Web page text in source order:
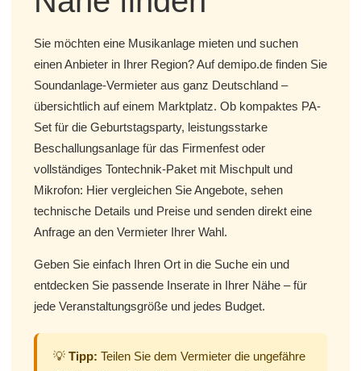
Sie möchten eine Musikanlage mieten und suchen
einen Anbieter in Ihrer Region? Auf demipo.de finden Sie
Soundanlage-Vermieter aus ganz Deutschland –
übersichtlich auf einem Marktplatz. Ob kompaktes PA-
Set für die Geburtstagsparty, leistungsstarke
Beschallungsanlage für das Firmenfest oder
vollständiges Tontechnik-Paket mit Mischpult und
Mikrofon: Hier vergleichen Sie Angebote, sehen
technische Details und Preise und senden direkt eine
Anfrage an den Vermieter Ihrer Wahl.
Geben Sie einfach Ihren Ort in die Suche ein und
entdecken Sie passende Inserate in Ihrer Nähe – für
jede Veranstaltungsgröße und jedes Budget.
💡 Tipp: Teilen Sie dem Vermieter die ungefähre